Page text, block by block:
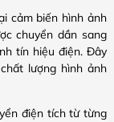
cảm biến hình ảnh
chuyển dần sang
tín hiệu điện. Đây
lượng hình ảnh
điện tích từ từng